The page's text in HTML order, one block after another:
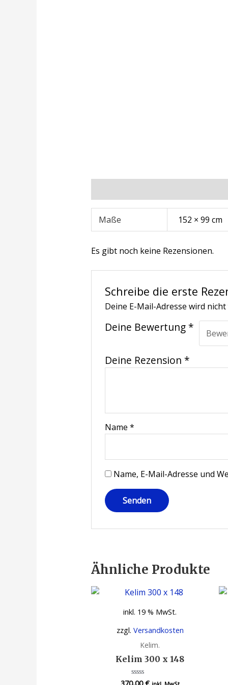
Maße 152 × 99 cm
Es gibt noch keine Rezensionen.
Schreibe die erste
Deine E-Mail-Adresse wird
Deine Bewertung *
Deine Rezension *
Name*
Name, E-Mail-Adresse und
Ähnliche Produkte
inkl. 19 % MwSt.
zzgl. Versandkosten
Kelim.
Kelim 300 x 148
Bewertet
370,00€